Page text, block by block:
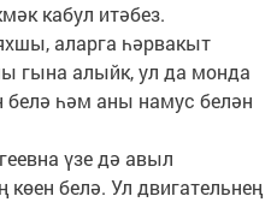
кабул итәбез.
аларга һәрвакыт
гына алыйк, ул да монда
белә һәм аны намус белән
үзе дә авыл
белә. Ул двигательнең